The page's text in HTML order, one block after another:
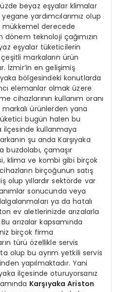
beyaz eşyalar klimalar
yardımcılarımız olup
mükkemel derecede
dönem teknoloji çağımızın
eşyalar tüketicilerin
markaların ürün
İzmir’in en gelişimiş
bölgesindeki konutlarda
elemanlar olmak üzere
cihazlarının kullanım oranı
ürünlerden yana
bugün halen bu
ilçesinde kullanmaya
şu anda Karşıyaka
çamaşır
klima ve kombi gibi birçok
birçoğunun satış
olup yıllardır sektörde var
sonucunda veya
ya da hatalı
ev aletlerinizde arızalarla
arızalar kapsamında
birçok firma
türü özellikle servis
olup bu ayrım yetkili servis
yapılmaktadır. Yani
ilçesinde oturuyorsanız
Karşıyaka Ariston